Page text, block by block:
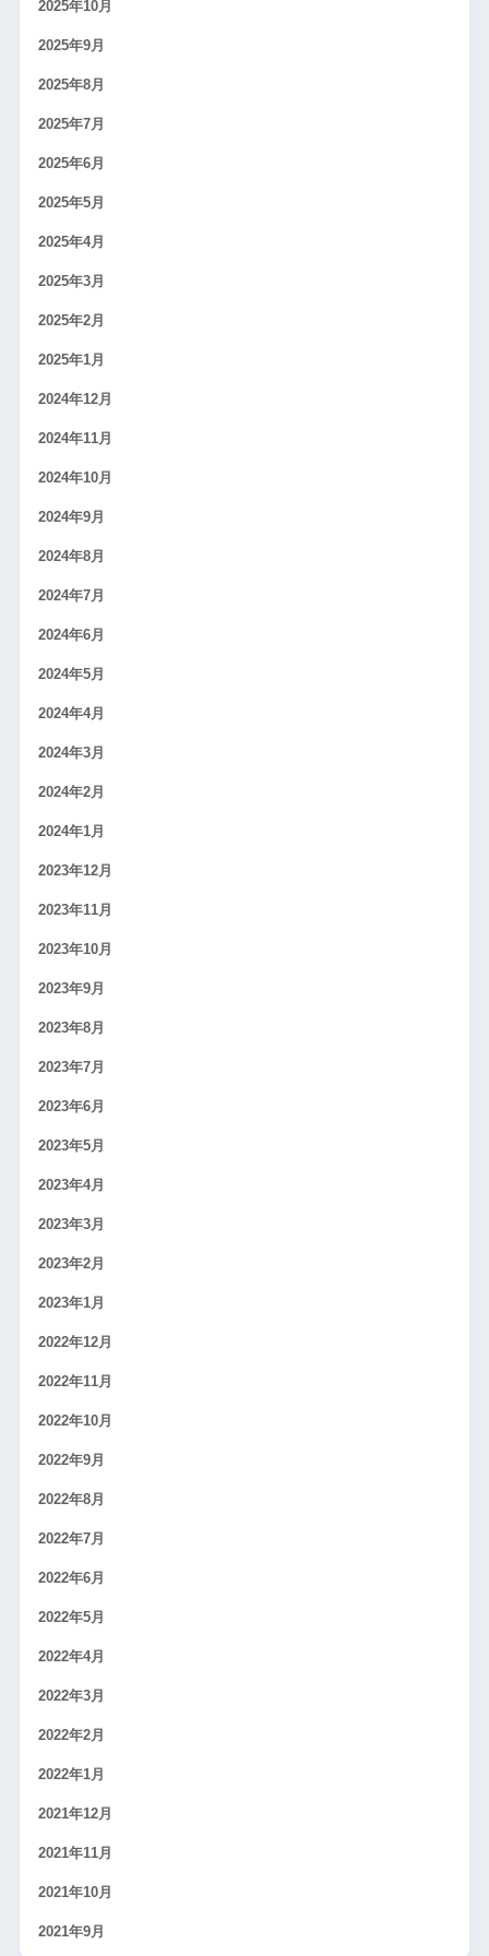
2025年10月
2025年9月
2025年8月
2025年7月
2025年6月
2025年5月
2025年4月
2025年3月
2025年2月
2025年1月
2024年12月
2024年11月
2024年10月
2024年9月
2024年8月
2024年7月
2024年6月
2024年5月
2024年4月
2024年3月
2024年2月
2024年1月
2023年12月
2023年11月
2023年10月
2023年9月
2023年8月
2023年7月
2023年6月
2023年5月
2023年4月
2023年3月
2023年2月
2023年1月
2022年12月
2022年11月
2022年10月
2022年9月
2022年8月
2022年7月
2022年6月
2022年5月
2022年4月
2022年3月
2022年2月
2022年1月
2021年12月
2021年11月
2021年10月
2021年9月